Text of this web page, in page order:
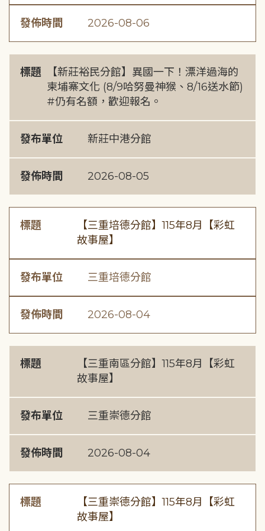
發佈時間 2026-08-06
標題
【新莊裕民分館】異國一下！漂洋過海的
柬埔寨文化 (8/9哈努曼神猴、8/16送水節)
#仍有名額，歡迎報名。
發布單位 新莊中港分館
發佈時間 2026-08-05
標題
【三重培德分館】115年8月【彩虹
故事屋】
發布單位 三重培德分館
發佈時間 2026-08-04
標題
【三重南區分館】115年8月【彩虹
故事屋】
發布單位 三重崇德分館
發佈時間 2026-08-04
標題
【三重崇德分館】115年8月【彩虹
故事屋】